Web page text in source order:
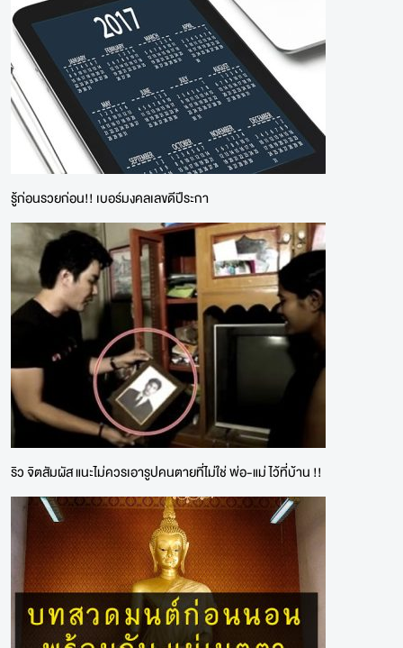
รู้ก่อนรวยก่อน!! เบอร์มงคลเลขดีปีระกา
ริว จิตสัมผัส แนะไม่ควรเอารูปคนตายที่ไม่ใช่ พ่อ-แม่ ไว้ที่บ้าน !!